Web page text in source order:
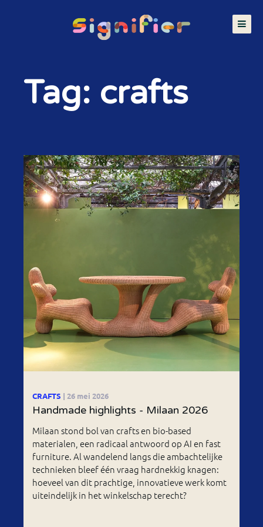
Tag: crafts
CRAFTS | 26 mei 2026
Handmade highlights - Milaan 2026
Milaan stond bol van crafts en bio-based
materialen, een radicaal antwoord op AI en fast
furniture. Al wandelend langs die ambachtelijke
technieken bleef één vraag hardnekkig knagen:
hoeveel van dit prachtige, innovatieve werk komt
uiteindelijk in het winkelschap terecht?